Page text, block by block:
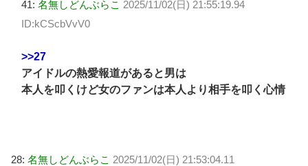
41: 名無しどんぶらこ 2025/11/02(日) 21:55:19.94
ID:kCScbVvV0
>>27
アイドルの熱愛報道があると男は
本人を叩くけど女のファンは本人より相手を叩く心情
28: 名無しどんぶらこ 2025/11/02(日) 21:53:04.11